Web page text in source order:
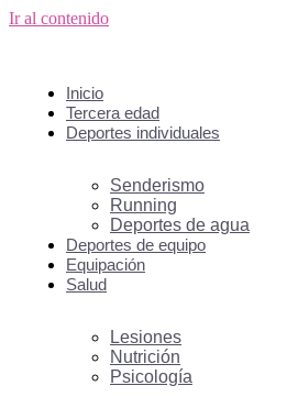
Ir al contenido
Inicio
Tercera edad
Deportes individuales
Senderismo
Running
Deportes de agua
Deportes de equipo
Equipación
Salud
Lesiones
Nutrición
Psicología